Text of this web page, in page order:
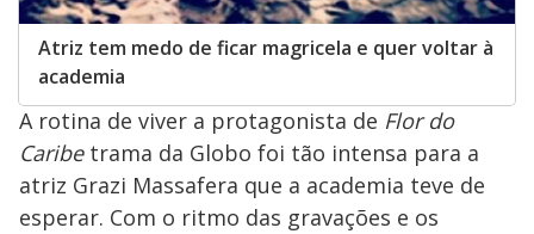
Atriz tem medo de ficar magricela e quer voltar à
academia
A rotina de viver a protagonista de Flor do
Caribetrama da Globo foi tão intensa para a
atriz Grazi Massafera que a academia teve de
esperar. Com o ritmo das gravações e os